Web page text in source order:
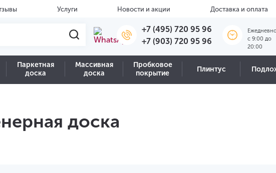
Услуги Новости и акции Доставка и оплата
+7 (495) 720 95 96
+7 (903) 720 95 96
c 9:00 до
20:00
Паркетная
доска
Массивная
доска
Пробковое
покрытие
Плинтус
доска